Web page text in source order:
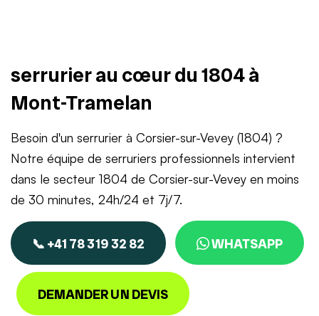
serrurier au cœur du 1804 à
Mont-Tramelan
Besoin d'un serrurier à Corsier-sur-Vevey (1804) ?
Notre équipe de serruriers professionnels intervient
dans le secteur 1804 de Corsier-sur-Vevey en moins
de 30 minutes, 24h/24 et 7j/7.
📞 +41 78 319 32 82 WHATSAPP
DEMANDER UN DEVIS